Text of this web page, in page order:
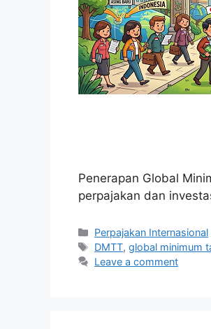
Penerapan Global
perpajakan dan
Categories
Perpajakan Internasional
Tags
DMTT,global minimum
Leave a comment